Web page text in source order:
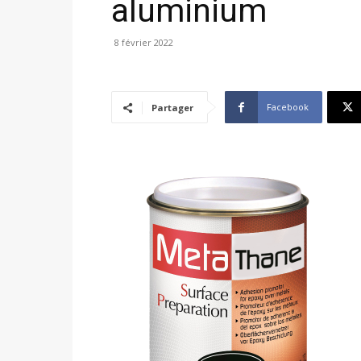
aluminium
8 février 2022
Partager Facebook